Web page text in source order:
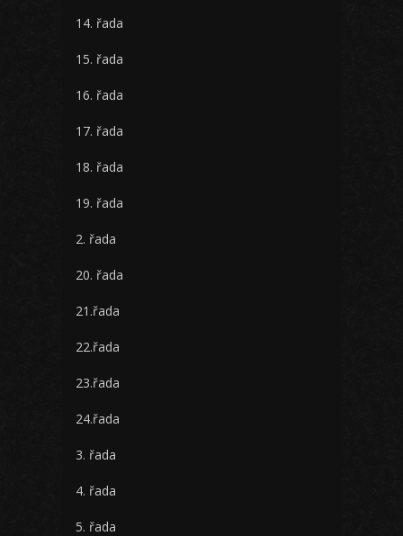
14. řada
15. řada
16. řada
17. řada
18. řada
19. řada
2. řada
20. řada
21.řada
22.řada
23.řada
24.řada
3. řada
4. řada
5. řada